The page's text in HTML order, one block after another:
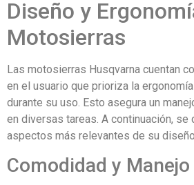
Diseño y
Motosierras
Las motosierras Husqvarna cuentan
en el usuario que prioriza la
durante su uso. Esto asegura un
en diversas tareas. A continuación, se
aspectos más relevantes de su
Comodidad y Manejo